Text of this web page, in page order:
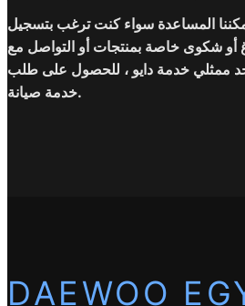
المساعدة سواء كنت ترغب بتسجيل
أو شكوى خاصة بمنتجات أو التواصل مع
ممثلي خدمة دايو ، للحصول على طلب
خدمة صيانة.
DAEWOO